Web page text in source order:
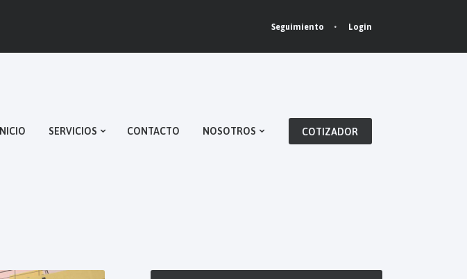
Seguimiento Login
INICIO SERVICIOS CONTACTO NOSOTROS COTIZADOR